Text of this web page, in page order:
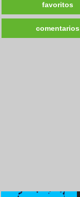
favoritos
comentarios